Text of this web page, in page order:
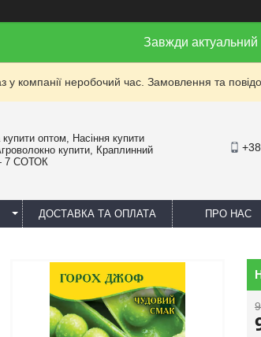
Завжди актуальний
у компанії неробочий час. Замовлення та
оптом, Насіння купити
купити, Краплинний
7 СОТОК
ДОСТАВКА ТА ОПЛАТА ПРО НАС